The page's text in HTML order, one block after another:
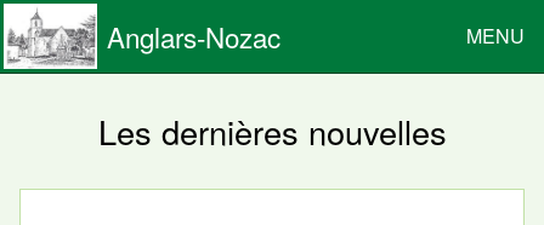
Anglars-Nozac MENU
Les dernières nouvelles